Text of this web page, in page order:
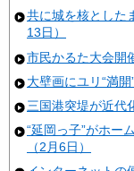
共に城を核とした
13日）
市民かるた大会開
大壁画にユリ“満
三国港突堤が近代
“延岡っ子”がホー
（2月6日）